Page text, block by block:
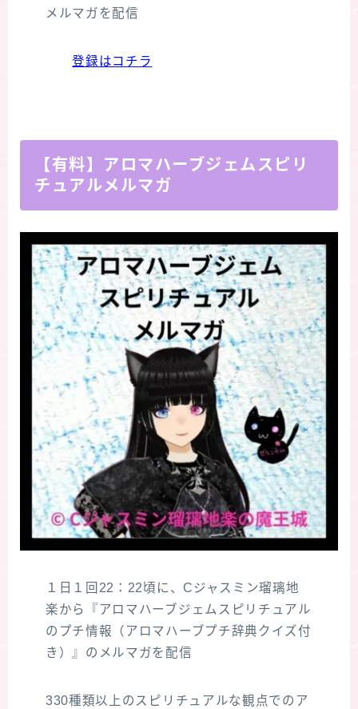
メルマガを配信
登録はコチラ
【有料】アロマハーブジェムスピリ
チュアルメルマガ
１日１回22：22頃に、Cジャスミン瑠璃地
楽から『アロマハーブジェムスピリチュアル
のプチ情報（アロマハーブプチ辞典クイズ付
き）』のメルマガを配信
330種類以上のスピリチュアルな観点でのア